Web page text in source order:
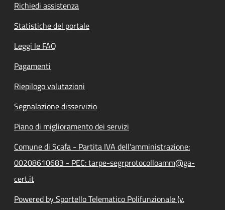
Richiedi assistenza
Statistiche del portale
Leggi le FAQ
Pagamenti
Riepilogo valutazioni
Segnalazione disservizio
Piano di miglioramento dei servizi
Comune di Scafa - Partita IVA dell'amministrazione:
00208610683 - PEC: tarpe-segrprotocolloamm@ga-
cert.it
Powered by Sportello Telematico Polifunzionale (v.